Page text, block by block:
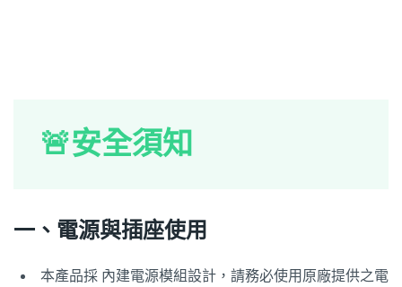
🚨安全須知
一、電源與插座使用
本產品採 內建電源模組設計，請務必使用原廠提供之電